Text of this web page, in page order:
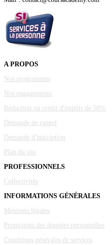
A PROPOS
Nos programmes
Nos engagements
Réduction ou crédit d'impôts de 50%
Demande de rappel
Demande d'inscription
Plan du site
PROFESSIONNELS
Collectivités
INFORMATIONS GÉNÉRALES
Mentions légales
Protections des données personnelles
Conditions générales de services